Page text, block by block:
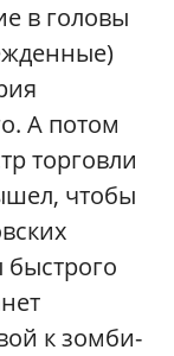
в головы
А потом
торговли
чтобы
быстрого
к зомби-